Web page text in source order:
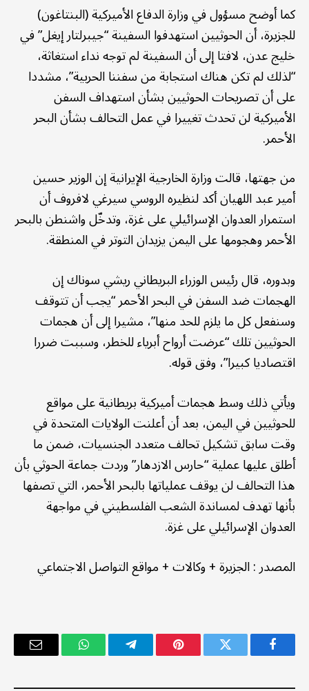
كما أوضح مسؤول في وزارة الدفاع الأميركية (البنتاغون)
للجزيرة، أن الحوثيين استهدفوا السفينة “جيبرلتار إيغل” في
خليج عدن، لافتا إلى أن السفينة لم توجه نداء استغاثة،
“لذلك لم تكن هناك استجابة من سفننا الحربية”، مشددا
على أن تصريحات الحوثيين بشأن استهداف السفن
الأميركية لن تحدث تغييرا في عمل التحالف بشأن البحر
الأحمر.
من جهتها، قالت وزارة الخارجية الإيرانية إن الوزير حسين
أمير عبد اللهيان أكد لنظيره الروسي سيرغي لافروف أن
استمرار العدوان الإسرائيلي على غزة، وتدخّل واشنطن بالبحر
الأحمر وهجومها على اليمن يزيدان التوتر في المنطقة.
وبدوره، قال رئيس الوزراء البريطاني ريشي سوناك إن
الهجمات ضد السفن في البحر الأحمر “يجب أن تتوقف
وسنفعل كل ما يلزم للحد منها”، مشيرا إلى أن هجمات
الحوثيين تلك “عرضت أرواح أبرياء للخطر، وسببت ضررا
اقتصاديا كبيرا”، وفق قوله.
ويأتي ذلك وسط هجمات أميركية بريطانية على مواقع
للحوثيين في اليمن، بعد أن أعلنت الولايات المتحدة في
وقت سابق تشكيل تحالف متعدد الجنسيات، ضمن ما
أطلق عليها عملية “حارس الازدهار” وردت جماعة الحوثي بأن
هذا التحالف لن يوقف عملياتها بالبحر الأحمر، التي تصفها
بأنها تهدف لمساندة الشعب الفلسطيني في مواجهة
العدوان الإسرائيلي على غزة.
المصدر:الجزيرة + وكالات+مواقع التواصل الاجتماعي
فيسبوك تويتر بينتيريستتيلقرام واتساب
البريد